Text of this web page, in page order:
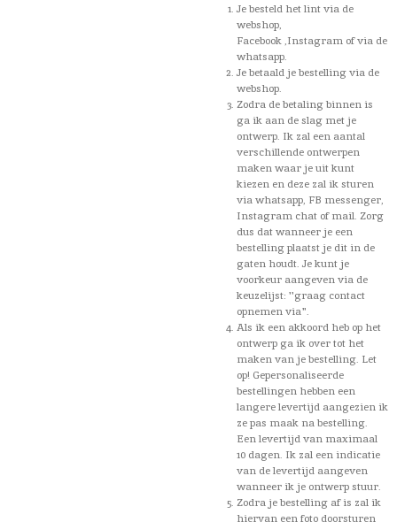
Je besteld het lint via de
webshop,
Facebook ,Instagram of via de
whatsapp.
Je betaald je bestelling via de
webshop.
Zodra de betaling binnen is
ga ik aan de slag met je
ontwerp. Ik zal een aantal
verschillende ontwerpen
maken waar je uit kunt
kiezen en deze zal ik sturen
via whatsapp, FB messenger,
Instagram chat of mail. Zorg
dus dat wanneer je een
bestelling plaatst je dit in de
gaten houdt. Je kunt je
voorkeur aangeven via de
keuzelijst: ''graag contact
opnemen via".
Als ik een akkoord heb op het
ontwerp ga ik over tot het
maken van je bestelling. Let
op! Gepersonaliseerde
bestellingen hebben een
langere levertijd aangezien ik
ze pas maak na bestelling.
Een levertijd van maximaal
10 dagen. Ik zal een indicatie
van de levertijd aangeven
wanneer ik je ontwerp stuur.
Zodra je bestelling af is zal ik
hiervan een foto doorsturen